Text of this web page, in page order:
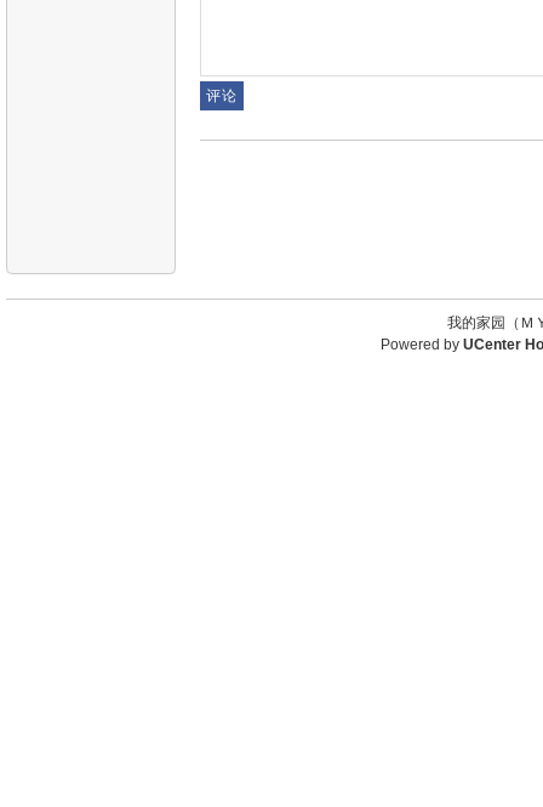
我的家园（
Powered by UCenter